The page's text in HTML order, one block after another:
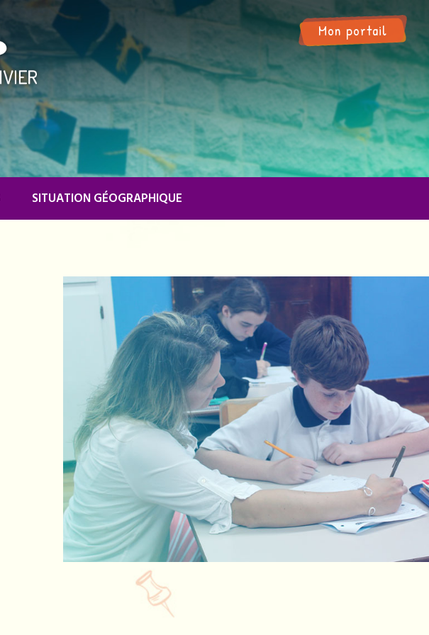
Mon portail
SITUATION GÉOGRAPHIQUE